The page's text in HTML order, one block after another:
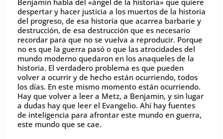
despertar y hacer justicia a los muertos de la historia
del progreso, de esa historia que acarrea barbarie y
destrucción, de esa destrucción que es necesario
recordar para que no se vuelva a reproducir. Porque
no es que la guerra pasó o que las atrocidades del
mundo moderno quedaron en los anaqueles de la
historia. El verdadero problema es que pueden
volver a ocurrir y de hecho están ocurriendo, todos
los días. En este mismo momento están ocurriendo.
Hay que volver a leer a Metz, a Benjamin, y sin lugar
a dudas hay que leer el Evangelio. Ahí hay fuentes
de inteligencia para afrontar este mundo en guerra,
este mundo que se cae.